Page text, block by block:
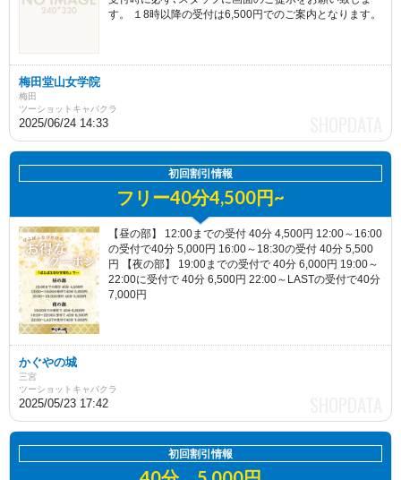
す。 １8時以降の受付は6,500円でのご案内となります。
梅田堂山女学院
梅田
ツーショットキャバクラ
2025/06/24 14:33
初回割引情報
フリー40分4,500円~
【昼の部】 12:00までの受付 40分 4,500円 12:00～16:00
の受付で40分 5,000円 16:00～18:30の受付 40分 5,500
円 【夜の部】 19:00までの受付で 40分 6,000円 19:00～
22:00に受付で 40分 6,500円 22:00～LASTの受付で40分
7,000円
かぐやの城
三宮
ツーショットキャバクラ
2025/05/23 17:42
初回割引情報